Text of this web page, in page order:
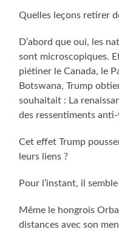
Quelles leçons retirer
D’abord que oui, les
sont microscopiques.
piétiner le Canada, le
Botswana, Trump
souhaitait : La
des ressentiments anti-
Cet effet Trump
leurs liens ?
Pour l’instant, il
Même le hongrois
distances avec son